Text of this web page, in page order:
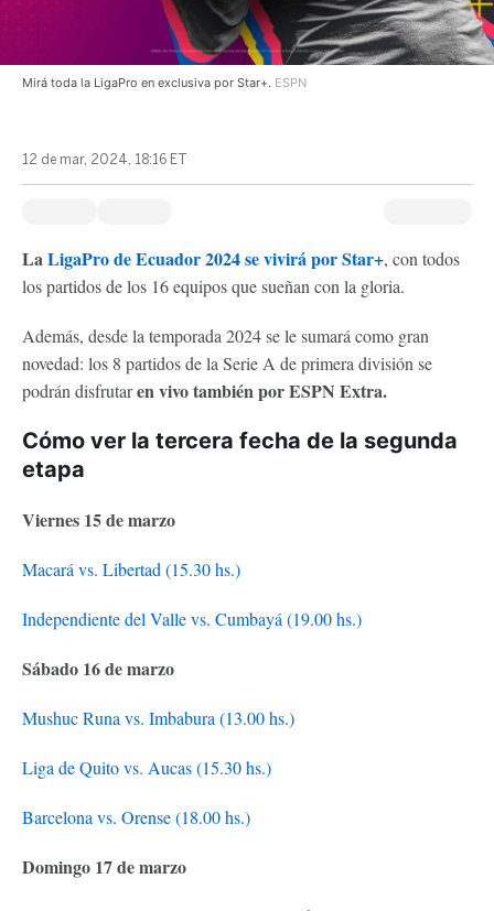
Mirá toda la LigaPro en exclusiva por Star+. ESPN
12 de mar, 2024, 18:16 ET
LaLigaPro de Ecuador 2024se vivirá por Star+, con todos
los partidos de los 16 equipos que sueñan con la gloria.
Además, desde la temporada 2024 se le sumará como gran
novedad: los 8 partidos de la Serie A de primera división se
podrán disfrutaren vivo también por ESPN Extra.
Cómo ver la tercera fecha de la segunda
etapa
Viernes 15 de marzo
Macará vs. Libertad (15.30 hs.)
Independiente del Valle vs. Cumbayá (19.00 hs.)
Sábado 16 de marzo
Mushuc Runa vs. Imbabura (13.00 hs.)
Liga de Quito vs. Aucas (15.30 hs.)
Barcelona vs. Orense (18.00 hs.)
Domingo 17 de marzo